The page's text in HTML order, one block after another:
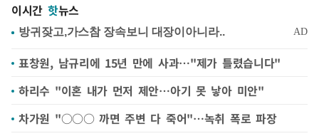
이시간 핫뉴스
표창원, 남규리에 15년 만에 사과…"제가 틀렸습니다"
하리수 "이혼 내가 먼저 제안…아기 못 낳아 미안"
차가원 "○○○ 까면 주변 다 죽어"…녹취 폭로 파장